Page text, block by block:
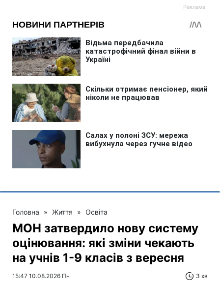
Головна » Життя » Освіта
МОН затвердило нову систему
оцінювання: які зміни чекають
на учнів 1-9 класів з вересня
15:47 10.08.2026 Пн 3 хв